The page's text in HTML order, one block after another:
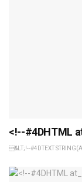
<!--#4DHTML
&LT;!--#4DTEXT